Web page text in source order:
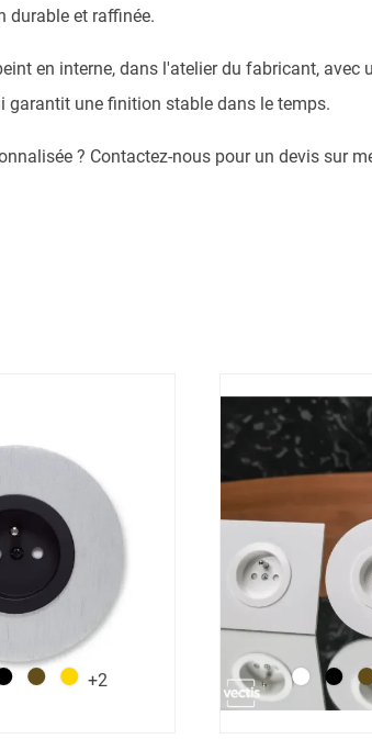
durable et raffinée.
en interne, dans l'atelier du fabricant,
garantit une finition stable dans le temps.
? Contactez-nous pour un devis sur
+2